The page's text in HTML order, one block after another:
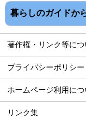
暮らしのガイドか
著作権・リンク等につ
プライバシーポリシー
ホームページ利用につ
リンク集